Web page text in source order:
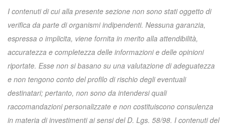
I contenuti di cui alla presente sezione non sono stati oggetto di
verifica da parte di organismi indipendenti. Nessuna garanzia,
espressa o implicita, viene fornita in merito alla attendibilità,
accuratezza e completezza delle informazioni e delle opinioni
riportate. Esse non si basano su una valutazione di adeguatezza
e non tengono conto del profilo di rischio degli eventuali
destinatari; pertanto, non sono da intendersi quali
raccomandazioni personalizzate e non costituiscono consulenza
in materia di investimenti ai sensi del D. Lgs. 58/98. I contenuti del